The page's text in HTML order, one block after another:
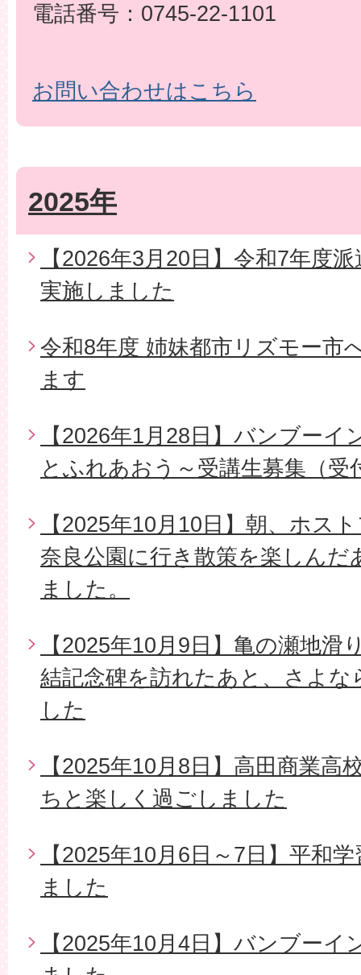
電話番号：0745-22-1101
お問い合わせはこちら
2025年
【2026年3月20日】令和7年度
実施しました
令和8年度 姉妹都市リズモー市
ます
【2026年1月28日】バンブー
とふれあおう～受講生募集（受
【2025年10月10日】朝、ホス
奈良公園に行き散策を楽しんだ
ました。
【2025年10月9日】亀の瀬地滑
結記念碑を訪れたあと、さよ
した
【2025年10月8日】高田商業高
ちと楽しく過ごしました
【2025年10月6日～7日】平和
ました
【2025年10月4日】バンブー